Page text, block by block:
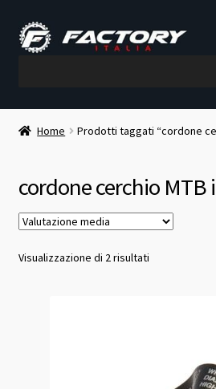
Vai
alla
Vai
al
Il mio account
Chi siamo
Home Prodotti taggati “cordone
cordone cerchio MTB
Visualizzazione di 2 risultatiValutazione